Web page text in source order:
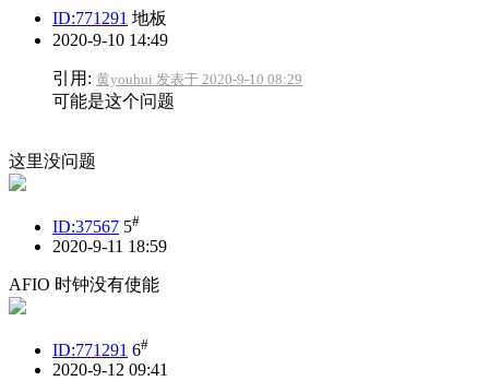
ID:771291 地板
2020-9-10 14:49
引用: 黄youhui 发表于 2020-9-10 08:29
可能是这个问题
这里没问题
ID:37567 5#
2020-9-11 18:59
AFIO 时钟没有使能
ID:771291 6#
2020-9-12 09:41